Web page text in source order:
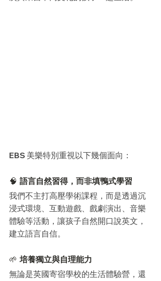
EBS 美樂特別重視以下幾個面向：
🧠 語言自然習得，而非填鴨式學習
我們不主打高壓學術課程，而是透過沉
浸式環境、互動遊戲、戲劇演出、音樂
體驗等活動，讓孩子自然開口說英文，
建立語言自信。
🌱 培養獨立與自理能力
無論是英國寄宿學校的生活體驗營，還